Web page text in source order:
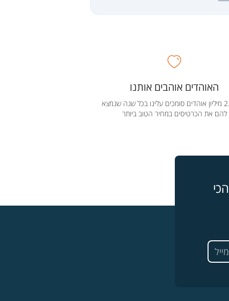
האוהדים אוהבים אותנו
מעל 2.5 מיליון אוהדים סומכים עלינו בכל שנה שנמצא
להם את הכרטיסים במחיר הטוב ביותר